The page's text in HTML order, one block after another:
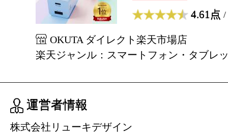
4.61点 /
OKUTA ダイレクト楽天市場店
楽天ジャンル：スマートフォン・タブレ
運営者情報
株式会社リューキデザイン